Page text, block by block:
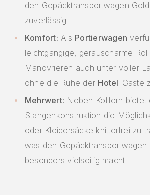
den Gepäcktransportwagen
zuverlässig.
Komfort: Als Portierwagen
leichtgängige, geräuscharme
Manövrieren auch unter voller
ohne die Ruhe der Hotel-Gäste
Mehrwert: Neben Koffern bietet
Stangenkonstruktion die
oder Kleidersäcke knitterfrei zu
was den Gepäcktransportwagen
besonders vielseitig macht.